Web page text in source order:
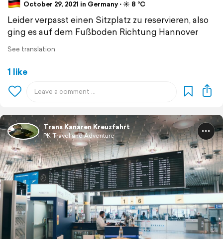
October 29, 2021 in Germany ⋅ ☀️ 8 °C
Leider verpasst einen Sitzplatz zu reservieren, also
ging es auf dem Fußboden Richtung Hannover
See translation
1 like
Trans Kanaren Kreuzfahrt
PK Travel and Adventure